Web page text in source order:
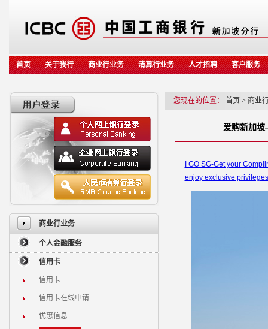
首页 关于我行 商业行业务 清算行业务 人才招聘 客户服务
商业行业务
个人金融服务
信用卡
信用卡
信用卡在线申请
优惠信息
您现在的位置： 首页 > 商业
爱购新加
I GO SG-Get your
enjoy exclusive privileges